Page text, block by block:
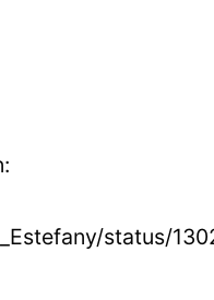
status/